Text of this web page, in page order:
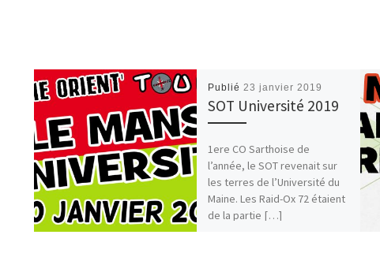
Publié 23 janvier 2019
SOT Université 2019
1ere CO Sarthoise de
l’année, le SOT revenait sur
les terres de l’Université du
Maine. Les Raid-Ox 72 étaient
de la partie […]